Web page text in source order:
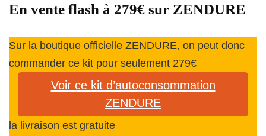
En vente flash à 279€ sur ZENDURE
Sur la boutique officielle ZENDURE, on peut donc
commander ce kit pour seulement 279€
Voir ce kit d’autoconsommation
ZENDURE
la livraison est gratuite